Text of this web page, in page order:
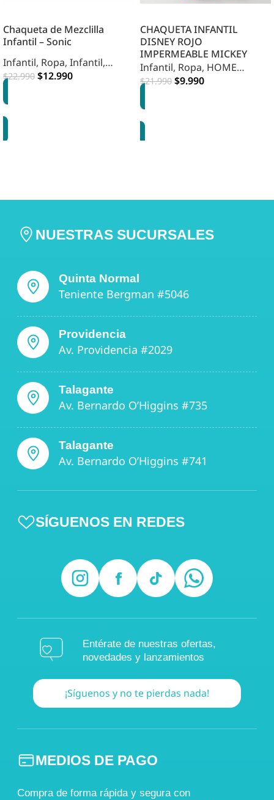
Chaqueta de Mezclilla
Infantil – Sonic
Infantil, Ropa, Infantil,
Vestuario
$22.990 $12.990
CHAQUETA INFANTIL
DISNEY ROJO
IMPERMEABLE MICKEY
Infantil, Ropa, HOME
INFANTIL
$21.990 $9.990
NUESTRAS SUCURSALES
Quinta Normal
Teniente Bergman #5046
Providencia
Av. Providencia #2029
Talagante
Av. Bernardo O’Higgins #735
Talagante
Av. Bernardo O’Higgins #741
SÍGUENOS EN REDES
Entérate de nuestras ofertas,
novedades y lanzamientos
¡Síguenos y no te pierdas nada!
MEDIOS DE PAGO
Compra de forma rápida y segura con